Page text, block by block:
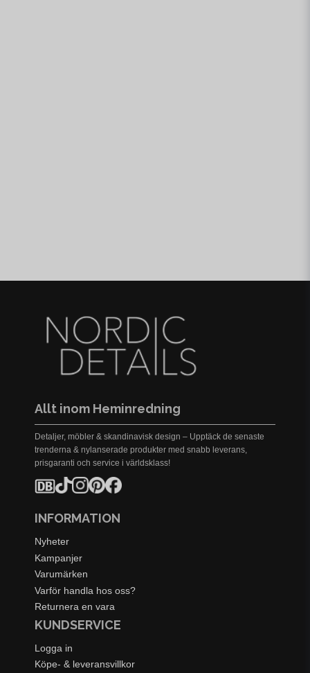
Allt inom Heminredning
Detaljer, möbler & skandinavisk design – Upptäck de senaste
trenderna & nylanserade produkter med snabb leverans,
prisgaranti och service i världsklass!
INFORMATION
Nyheter
Kampanjer
Varumärken
Varför handla hos oss?
Returnera en vara
KUNDSERVICE
Logga in
Köpe- & leveransvillkor